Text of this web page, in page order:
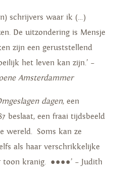
schrijvers waar ik (…)
De uitzondering is Mensje
zijn een geruststellend
het leven kan zijn.’ –
Amsterdammer
dagen, een
beslaat, een fraai tijdsbeeld
wereld. Soms kan ze
als haar verschrikkelijke
kranig. ●●●●’ – Judith